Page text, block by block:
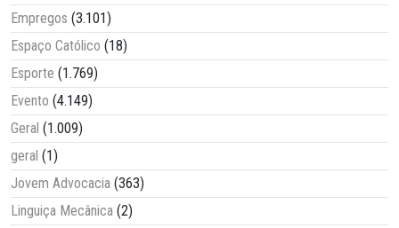
Empregos (3.101)
Espaço Católico (18)
Esporte (1.769)
Evento (4.149)
Geral (1.009)
geral (1)
Jovem Advocacia (363)
Linguiça Mecânica (2)